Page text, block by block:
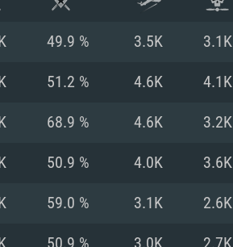
49.9 % 3.5K 3.1K
51.2 % 4.6K 4.1K
68.9 % 4.6K 3.2K
50.9 % 4.0K 3.6K
59.0 % 3.1K 2.6K
50.9 % 3.0K 2.7K